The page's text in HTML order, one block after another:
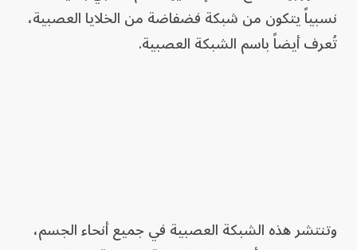
نسبياً يتكون من شبكة فضفاضة من الخلايا العصبية،
تُعرف أيضاً باسم الشبكة العصبية.
وتنتشر هذه الشبكة العصبية في جميع أنحاء الجسم،